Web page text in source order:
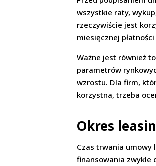
wszystkie raty,
rzeczywiście jest
miesięcznej
Ważne jest również
parametrów
wzrostu. Dla firm,
korzystna, trzeba
Okres
Czas trwania umowy
finansowania zwykle